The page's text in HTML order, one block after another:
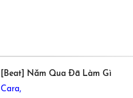
[Beat] Năm Qua Đã Làm Gì
Cara,